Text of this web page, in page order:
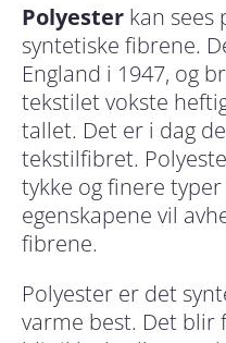
Polyester kan sees
syntetiske fibrene.
England i 1947, og
tekstilet vokste
tallet. Det er i dag
tekstilfibret.
tykke og finere
egenskapene vil
fibrene.
Polyester er det
varme best. Det